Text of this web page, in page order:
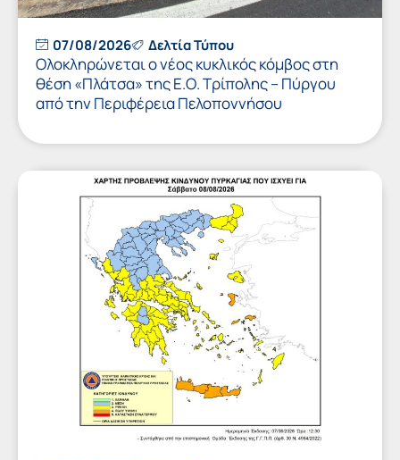
07/08/2026 Δελτία Τύπου
Ολοκληρώνεται ο νέος κυκλικός κόμβος στη
θέση «Πλάτσα» της Ε.Ο. Τρίπολης – Πύργου
από την Περιφέρεια Πελοποννήσου